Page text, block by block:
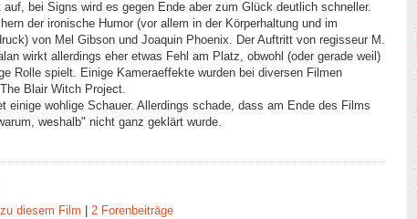
auf, bei Signs wird es gegen Ende aber zum Glück deutlich schneller.
der ironische Humor (vor allem in der Körperhaltung und im
von Mel Gibson und Joaquin Phoenix. Der Auftritt von regisseur M.
wirkt allerdings eher etwas Fehl am Platz, obwohl (oder gerade weil)
Rolle spielt. Einige Kameraeffekte wurden bei diversen Filmen
Blair Witch Project.
einige wohlige Schauer. Allerdings schade, dass am Ende des Films
weshalb" nicht ganz geklärt wurde.
diesem Film 2 Forenbeiträge